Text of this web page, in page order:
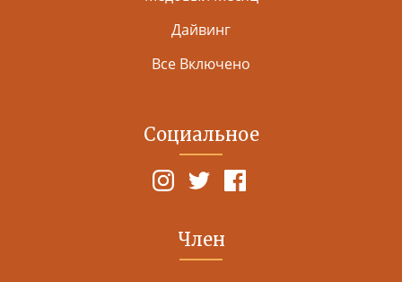
Дайвинг
Все Включено
Социальное
Член